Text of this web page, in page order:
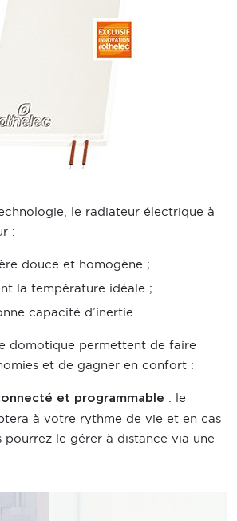
le radiateur électrique à
:
douce et homogène ;
la température idéale ;
capacité d’inertie.
domotique permettent de faire
et de gagner en confort :
et programmable : le
à votre rythme de vie et en cas
pourrez le gérer à distance via une